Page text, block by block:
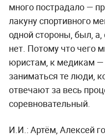
много пострадало —
лакуну спортивного
одной стороны, был, а,
нет. Потому что чего
юристам, к медикам
заниматься те люди,
отвечают за весь
соревновательный.
И.И.: Артём, Алексей